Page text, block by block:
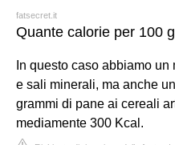
fatsecret.it
Quante calorie per 100
In questo caso abbiamo
e sali minerali, ma anche
grammi di pane ai cereali
mediamente 300 Kcal.